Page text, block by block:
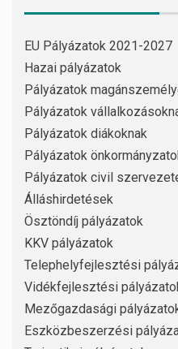
EU Pályázatok 2021-2027
Hazai pályázatok
Pályázatok
Pályázatok
Pályázatok diákoknak
Pályázatok
Pályázatok civil
Álláshirdetések
Ösztöndíj pályázatok
KKV pályázatok
Telephelyfejlesztési
Vidékfejlesztési
Mezőgazdasági
Eszközbeszerzési